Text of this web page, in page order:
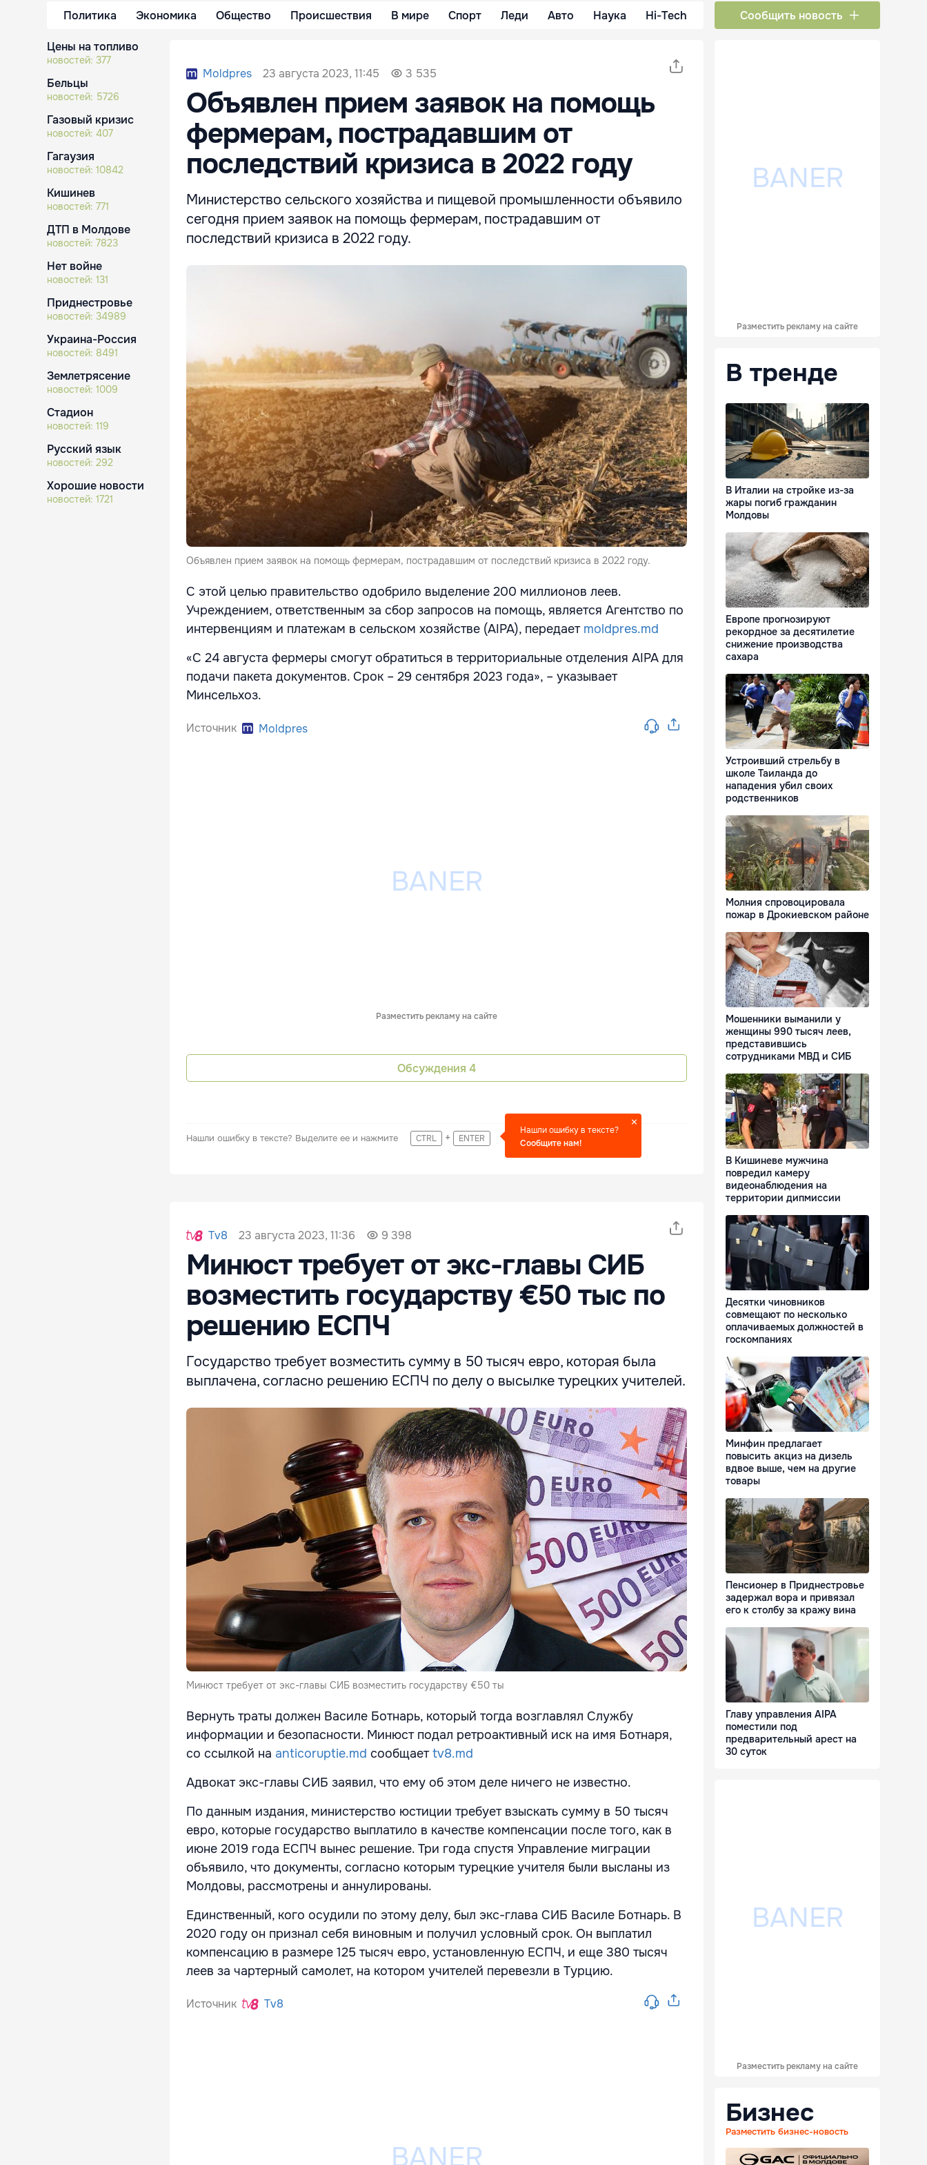
Политика Экономика Общество Происшествия В мире Спорт Леди Авто Наука Hi-Tech Сообщить новость
Цены на топливо
новостей: 377
Бельцы
новостей: 5726
Газовый кризис
новостей: 407
Гагаузия
новостей: 10842
Кишинев
новостей: 771
ДТП в Молдове
новостей: 7823
Нет войне
новостей: 131
Приднестровье
новостей: 34989
Украина-Россия
новостей: 8491
Землетрясение
новостей: 1009
Стадион
новостей: 119
Русский язык
новостей: 292
Хорошие новости
новостей: 1721
Moldpres 23 августа 2023, 11:45 3 535
Объявлен прием заявок на помощь
фермерам, пострадавшим от
последствий кризиса в 2022 году
Министерство сельского хозяйства и пищевой промышленности объявило
сегодня прием заявок на помощь фермерам, пострадавшим от
последствий кризиса в 2022 году.
Объявлен прием заявок на помощь фермерам, пострадавшим от последствий кризиса в 2022 году.
С этой целью правительство одобрило выделение 200 миллионов леев.
Учреждением, ответственным за сбор запросов на помощь, является Агентство по
интервенциям и платежам в сельском хозяйстве (AIPA), передает moldpres.md
«С 24 августа фермеры смогут обратиться в территориальные отделения AIPA для
подачи пакета документов. Срок – 29 сентября 2023 года», – указывает
Минсельхоз.
Источник Moldpres
Разместить рекламу на сайте
Обсуждения 4
Нашли ошибку в тексте? Выделите ее и нажмите CTRL + ENTER
Нашли ошибку в тексте?
Сообщите нам!
Tv8 23 августа 2023, 11:36 9 398
Минюст требует от экс-главы СИБ
возместить государству €50 тыс по
решению ЕСПЧ
Государство требует возместить сумму в 50 тысяч евро, которая была
выплачена, согласно решению ЕСПЧ по делу о высылке турецких учителей.
Минюст требует от экс-главы СИБ возместить государству €50 ты
Вернуть траты должен Василе Ботнарь, который тогда возглавлял Службу
информации и безопасности. Минюст подал ретроактивный иск на имя Ботнаря,
со ссылкой на anticoruptie.md сообщаетtv8.md
Адвокат экс-главы СИБ заявил, что ему об этом деле ничего не известно.
По данным издания, министерство юстиции требует взыскать сумму в 50 тысяч
евро, которые государство выплатило в качестве компенсации после того, как в
июне 2019 года ЕСПЧ вынес решение. Три года спустя Управление миграции
объявило, что документы, согласно которым турецкие учителя были высланы из
Молдовы, рассмотрены и аннулированы.
Единственный, кого осудили по этому делу, был экс-глава СИБ Василе Ботнарь. В
2020 году он признал себя виновным и получил условный срок. Он выплатил
компенсацию в размере 125 тысяч евро, установленную ЕСПЧ, и еще 380 тысяч
леев за чартерный самолет, на котором учителей перевезли в Турцию.
Источник Tv8
Разместить рекламу на сайте
В тренде
В Италии на стройке из-за
жары погиб гражданин
Молдовы
Европе прогнозируют
рекордное за десятилетие
снижение производства
сахара
Устроивший стрельбу в
школе Таиланда до
нападения убил своих
родственников
Молния спровоцировала
пожар в Дрокиевском районе
Мошенники выманили у
женщины 990 тысяч леев,
представившись
сотрудниками МВД и СИБ
В Кишиневе мужчина
повредил камеру
видеонаблюдения на
территории дипмиссии
Десятки чиновников
совмещают по несколько
оплачиваемых должностей в
госкомпаниях
Минфин предлагает
повысить акциз на дизель
вдвое выше, чем на другие
товары
Пенсионер в Приднестровье
задержал вора и привязал
его к столбу за кражу вина
Главу управления AIPA
поместили под
предварительный арест на
30 суток
Разместить рекламу на сайте
Бизнес
Разместить бизнес-новость